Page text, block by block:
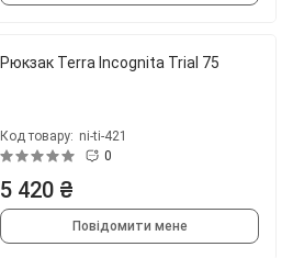
Рюкзак Terra Incognita Trial 75
Код товару: ni-ti-421
0
5 420 ₴
Повідомити мене